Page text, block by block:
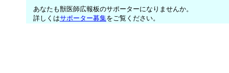
あなたも獣医師広報板のサポーターになりませんか。
詳しくはサポーター募集をご覧ください。